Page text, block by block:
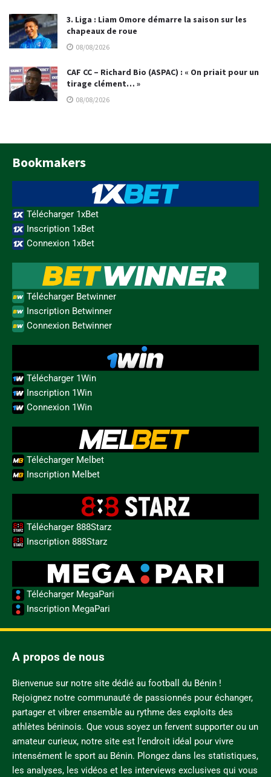
3. Liga : Liam Omore démarre la saison sur les
chapeaux de roue
08/08/2026
CAF CC – Richard Bio (ASPAC) : « On priait pour un
tirage clément… »
08/08/2026
Bookmakers
Télécharger 1xBet
Inscription 1xBet
Connexion 1xBet
Télécharger Betwinner
Inscription Betwinner
Connexion Betwinner
Télécharger 1Win
Inscription 1Win
Connexion 1Win
Télécharger Melbet
Inscription Melbet
Télécharger 888Starz
Inscription 888Starz
Télécharger MegaPari
Inscription MegaPari
A propos de nous
Bienvenue sur notre site dédié au football du Bénin !
Rejoignez notre communauté de passionnés pour échanger,
partager et vibrer ensemble au rythme des exploits des
athlètes béninois. Que vous soyez un fervent supporter ou un
amateur curieux, notre site est l’endroit idéal pour vivre
intensément le sport au Bénin. Plongez dans les statistiques,
les analyses, les vidéos et les interviews exclusives qui vous